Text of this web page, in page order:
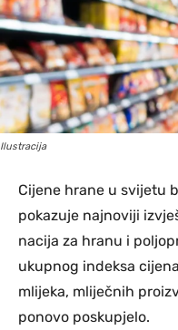
Ilustracija
Cijene hrane u svijetu
pokazuje najnoviji
nacija za hranu i
ukupnog indeksa
mlijeka, mliječnih
ponovo poskupjelo.